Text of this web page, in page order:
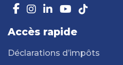
Accès rapide
Déclarations d’impôts